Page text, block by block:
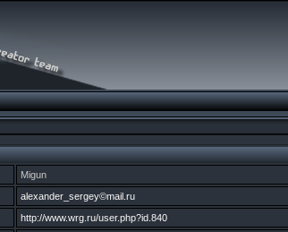
Migun
alexander_sergey©mail.ru
http://www.wrg.ru/user.php?id.840